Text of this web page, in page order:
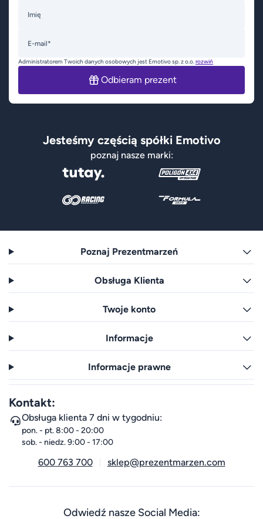
Imię
E-mail*
Administratorem Twoich danych osobowych jest Emotivo sp. z o.o.rozwiń
Odbieram prezent
Jesteśmy częścią spółki Emotivo
poznaj nasze marki:
Poznaj Prezentmarzeń
Obsługa Klienta
Twoje konto
Informacje
Informacje prawne
Kontakt:
Obsługa klienta 7 dni w tygodniu:
pon. - pt. 8:00 - 20:00
sob. - niedz. 9:00 - 17:00
600 763 700 sklep@prezentmarzen.com
Odwiedź nasze Social Media: